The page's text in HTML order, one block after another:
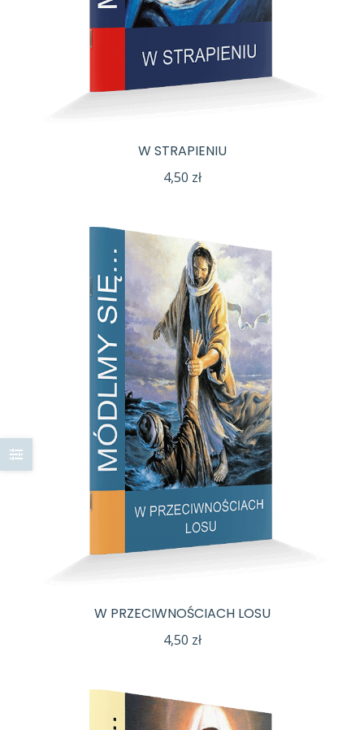
W STRAPIENIU
4,50 zł
W PRZECIWNOŚCIACH LOSU
4,50 zł